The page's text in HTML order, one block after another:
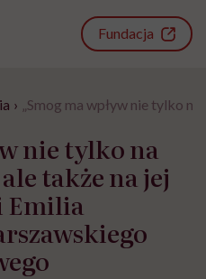
Fundacja
› „Smog ma wpływ nie tylko
nie tylko na
także na jej
Emilia